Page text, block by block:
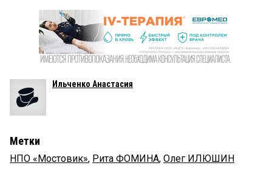
Ильченко Анастасия
Метки
НПО «Мостовик», Рита ФОМИНА, Олег ИЛЮШИН